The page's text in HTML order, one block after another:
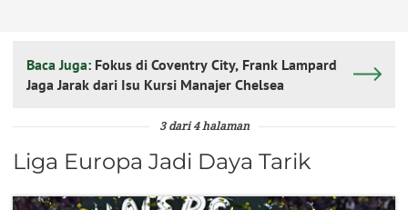
Baca Juga: Fokus di Coventry City, Frank Lampard
Jaga Jarak dari Isu Kursi Manajer Chelsea
3 dari 4 halaman
Liga Europa Jadi Daya Tarik